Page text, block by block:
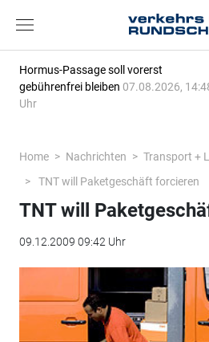
Hormus-Passage soll vorerst
gebührenfrei bleiben 07.08.2026,
Uhr
Home Nachrichten
Transport +
TNT will Paketgeschäft forcieren
TNT will
09.12.2009 09:42 Uhr